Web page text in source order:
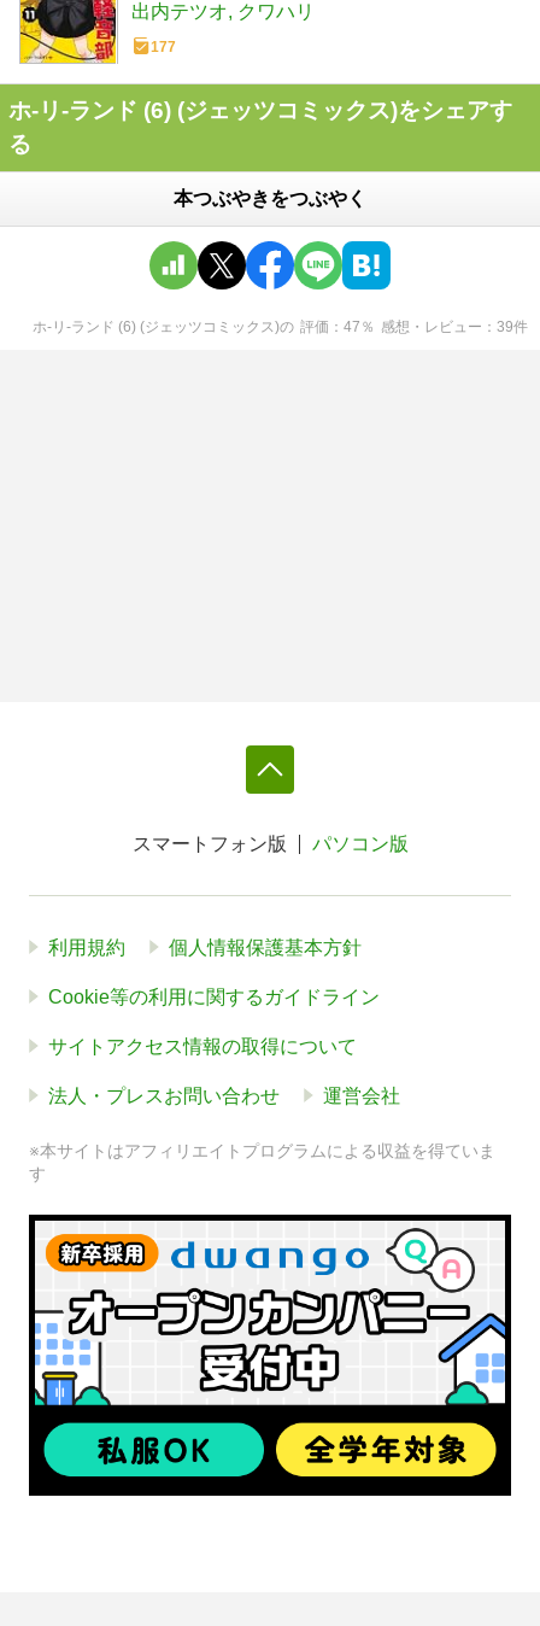
出内テツオ クワハリ
177
ホ-リ-ランド (6) (ジェッツコミックス)をシェアす
る
本つぶやきをつぶやく
ホ-リ-ランド (6) (ジェッツコミックス)の 評価 47 ％ 感想・レビュー 39件
スマートフォン版 パソコン版
利用規約 個人情報保護基本方針
Cookie等の利用に関するガイドライン
サイトアクセス情報の取得について
法人・プレスお問い合わせ 運営会社
※本サイトはアフィリエイトプログラムによる収益を得ていま
す